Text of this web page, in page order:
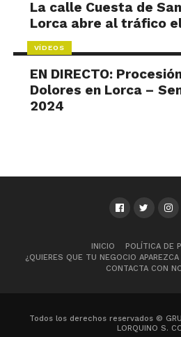
La calle Cuesta de
Lorca abre al tráfico
VÍDEOS
EN DIRECTO:
Dolores en Lorca –
2024
INICIO
POLÍTICA DE
¿QUIERES QUE TU NEGOCIO
CONTACTA CON
Todos los derechos reservados ©
LORQUINO S.